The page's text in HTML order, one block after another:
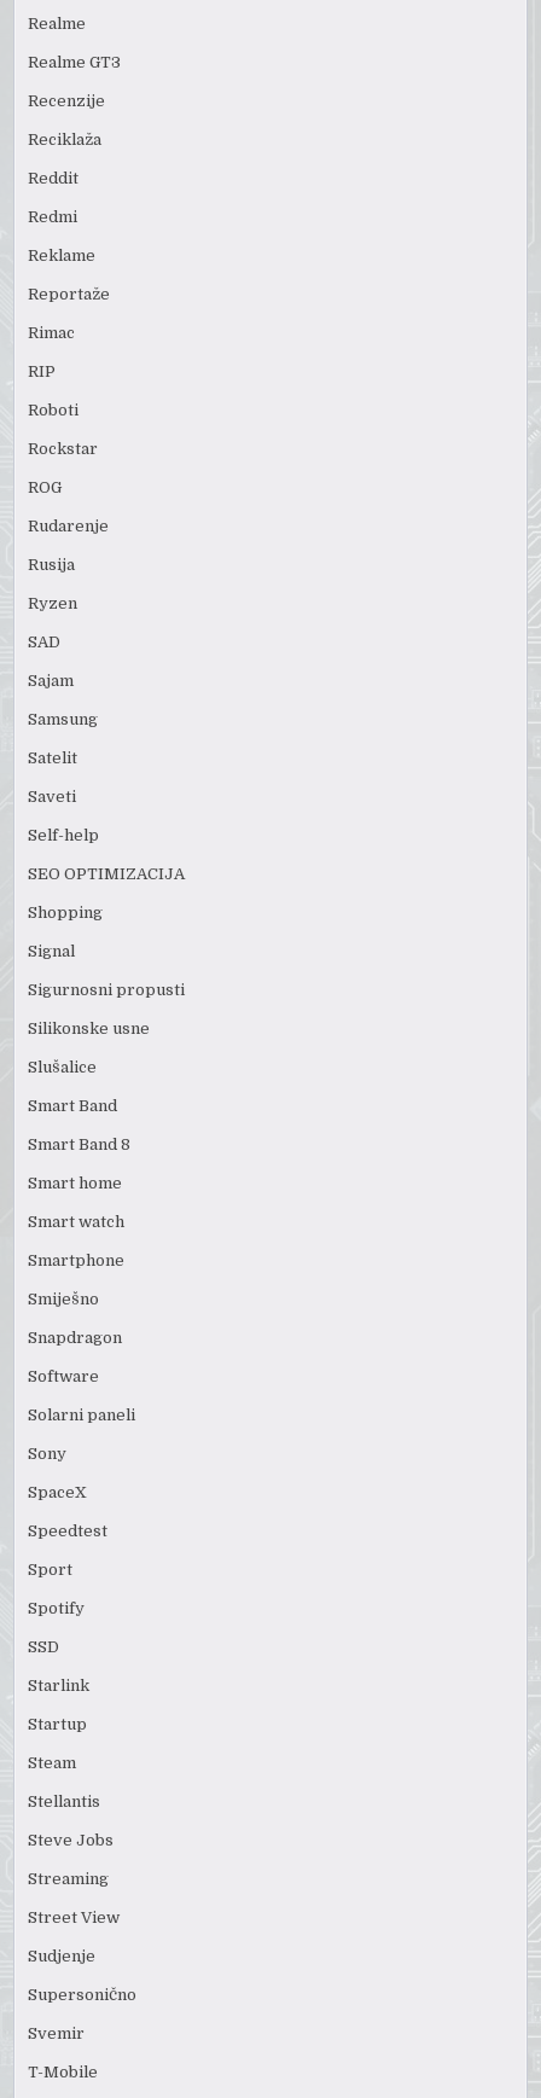
Realme
Realme GT3
Recenzije
Reciklaža
Reddit
Redmi
Reklame
Reportaže
Rimac
RIP
Roboti
Rockstar
ROG
Rudarenje
Rusija
Ryzen
SAD
Sajam
Samsung
Satelit
Saveti
Self-help
SEO OPTIMIZACIJA
Shopping
Signal
Sigurnosni propusti
Silikonske usne
Slušalice
Smart Band
Smart Band 8
Smart home
Smart watch
Smartphone
Smiješno
Snapdragon
Software
Solarni paneli
Sony
SpaceX
Speedtest
Sport
Spotify
SSD
Starlink
Startup
Steam
Stellantis
Steve Jobs
Streaming
Street View
Sudjenje
Supersonično
Svemir
T-Mobile